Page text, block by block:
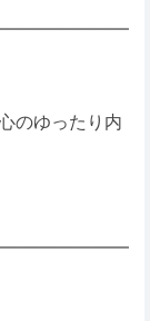
のゆったり内